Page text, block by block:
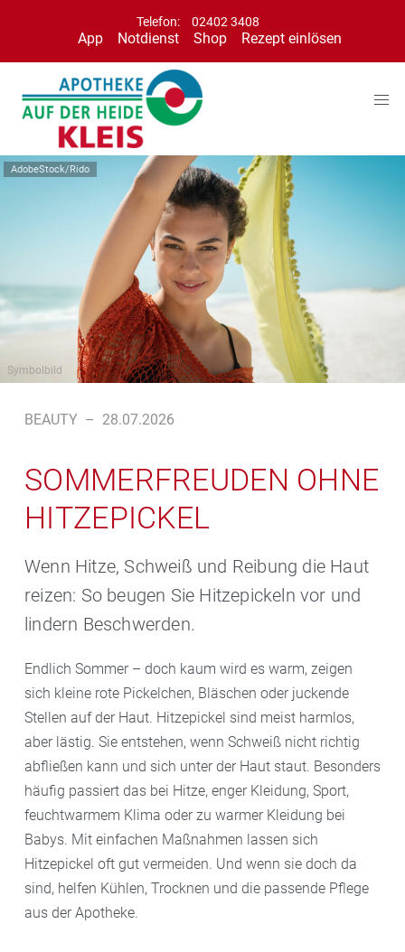
Telefon: 02402 3408
App Notdienst Shop Rezept einlösen
AdobeStock/Rido
Symbolbild
BEAUTY – 28.07.2026
SOMMERFREUDEN OHNE
HITZEPICKEL
Wenn Hitze, Schweiß und Reibung die Haut
reizen: So beugen Sie Hitzepickeln vor und
lindern Beschwerden.
Endlich Sommer – doch kaum wird es warm, zeigen
sich kleine rote Pickelchen, Bläschen oder juckende
Stellen auf der Haut. Hitzepickel sind meist harmlos,
aber lästig. Sie entstehen, wenn Schweiß nicht richtig
abfließen kann und sich unter der Haut staut. Besonders
häufig passiert das bei Hitze, enger Kleidung, Sport,
feuchtwarmem Klima oder zu warmer Kleidung bei
Babys. Mit einfachen Maßnahmen lassen sich
Hitzepickel oft gut vermeiden. Und wenn sie doch da
sind, helfen Kühlen, Trocknen und die passende Pflege
aus der Apotheke.